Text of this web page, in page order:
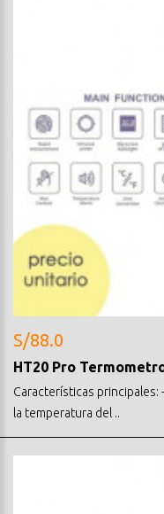
S/88.0
HT20 Pro
Características
la temperatura del ..